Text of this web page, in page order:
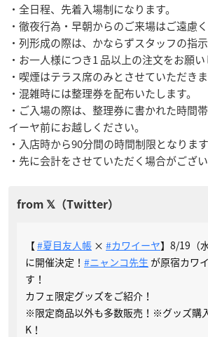
・全日程、先着入場制になります。
・徹夜行為・早朝からのご来場はご遠慮く
・列形成の際は、かならずスタッフの指
・お一人様につき1 品以上の注文をお願い
・喫煙はテラス席のみとさせていただきま
・混雑時には整理券を配布いたします。
・ご入場の際は、整理券に書かれた時間
イーヤ前にお越しください。
・入店時から90分間の時間制限となります
・先に会計をさせていただく場合がござい
【#夏目友人帳 × #カワイーヤ】8/19（
に開催決定！ #ニャンコ先生 が原宿カワ
す！
カフェ限定グッズをご紹介！
※限定商品以外も多数販売！※グッズ購
K！